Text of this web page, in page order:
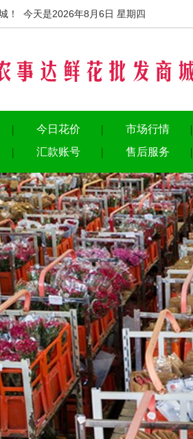
！ 今天是2026年8月6日 星期四
今日花价 市场行情
汇款账号 售后服务